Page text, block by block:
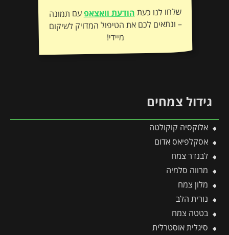
שלחו לנו כעתהודעת וואצאפעם תמונה
– ונתאים לכם את הטיפול המדויק לשיקום
מיידי!
גידול צמחים
אלוקסיה קוקולטה
אסקלפיאס אדום
לבנדר צמח
מרווה סלמיה
מלון צמח
נורית הלב
בטטה צמח
סיגלית אוסטרלית